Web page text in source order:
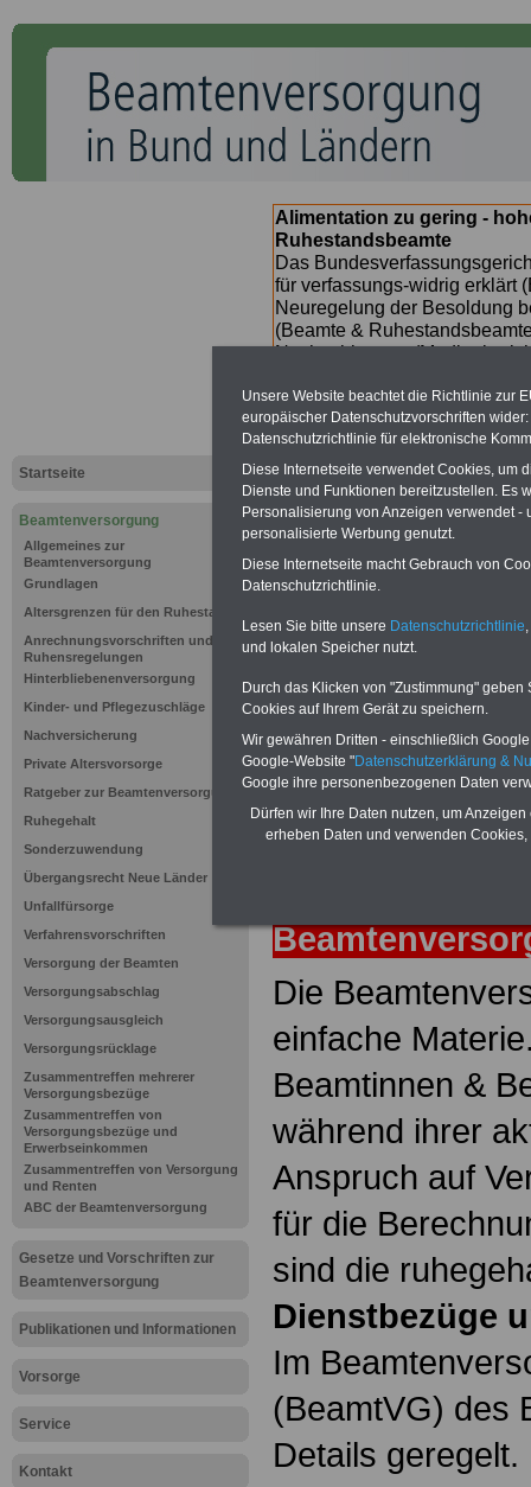
Startseite
Beamtenversorgung
Allgemeines zur
Beamtenversorgung
Grundlagen
Altersgrenzen für den Ruhestand
Anrechnungsvorschriften und
Ruhensregelungen
Hinterbliebenenversorgung
Kinder- und Pflegezuschläge
Nachversicherung
Private Altersvorsorge
Ratgeber zur Beamtenversorgung
Ruhegehalt
Sonderzuwendung
Übergangsrecht Neue Länder
Unfallfürsorge
Verfahrensvorschriften
Versorgung der Beamten
Versorgungsabschlag
Versorgungsausgleich
Versorgungsrücklage
Zusammentreffen mehrerer
Versorgungsbezüge
Zusammentreffen von
Versorgungsbezüge und
Erwerbseinkommen
Zusammentreffen von Versorgung
und Renten
ABC der Beamtenversorgung
Gesetze und Vorschriften zur
Beamtenversorgung
Publikationen und Informationen
Vorsorge
Service
Kontakt
Alimentation zu gering -
Ruhestandsbeamte
Das
für verfassungs-widrig erklärt
Neuregelung der Besoldung
(Beamte &
Nachzahlungen
SERVICE gibt hierzu im II.
(unmittelbar nach Beschluss
Bundesregierung >>>
zur
Ratgeber für 7,50 Euro
Die
einfache
Beamtinnen &
während ihrer
Anspruch auf
für die
sind die
Dienstbezüge
Im
(BeamtVG) des
Details geregelt.
Unsere Website beachtet die Richtlinie zur
europäischer Datenschutzvorschriften
Datenschutzrichtlinie für elektronische
Diese Internetseite verwendet Cookies, um
Dienste und Funktionen bereitzustellen. Es
Personalisierung von Anzeigen verwendet
personalisierte Werbung genutzt.
Diese Internetseite macht Gebrauch von
Datenschutzrichtlinie.
Lesen Sie bitte unsere Datenschutzrichtlinie
und lokalen Speicher nutzt.
Durch das Klicken von "Zustimmung"
Cookies auf Ihrem Gerät zu speichern.
Wir gewähren Dritten - einschließlich
Google-Website "Datenschutzerklärung &
Google ihre personenbezogenen Daten
Dürfen wir Ihre Daten nutzen, um
erheben Daten und verwenden